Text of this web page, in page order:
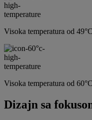
Visoka temperatura od
Visoka temperatura od
Dizajn sa